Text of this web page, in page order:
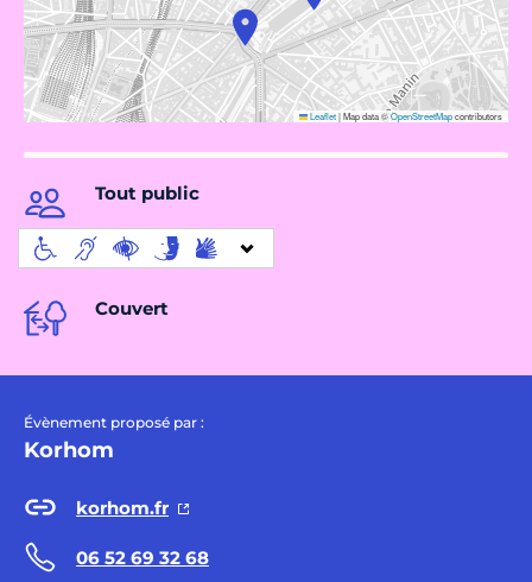
Leaflet|Map data ©OpenStreetMapcontributors
Tout public
Couvert
Évènement proposé par :
Korhom
korhom.fr
06 52 69 32 68